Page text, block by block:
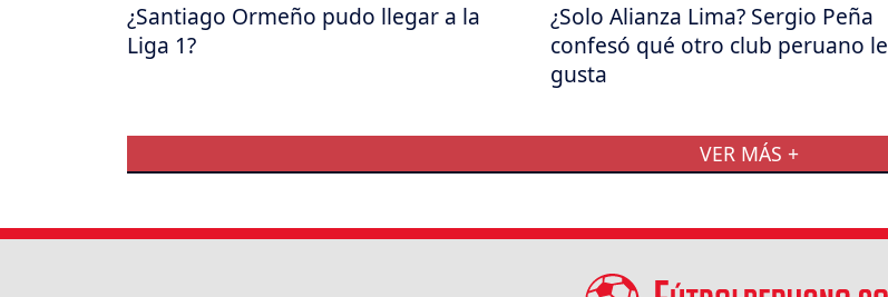
¿Santiago Ormeño pudo llegar a la
Liga 1?
¿Solo Alianza Lima? Sergio Peña
confesó qué otro club peruano le
gusta
VER MÁS +